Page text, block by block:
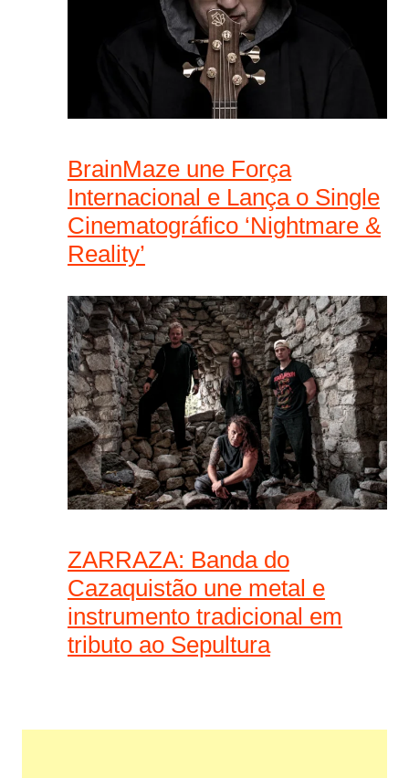
BrainMaze une Força
Internacional e Lança o Single
Cinematográfico ‘Nightmare &
Reality’
ZARRAZA: Banda do
Cazaquistão une metal e
instrumento tradicional em
tributo ao Sepultura